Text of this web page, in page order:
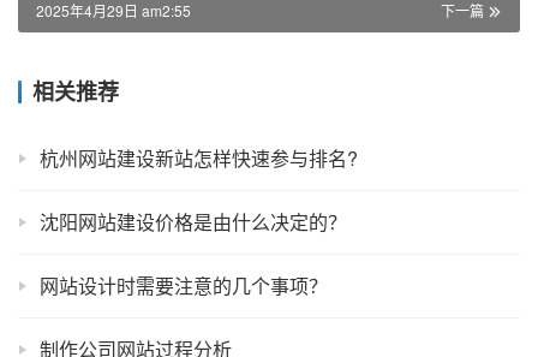
下一篇
2025年4月29日 am2:55
相关推荐
杭州网站建设新站怎样快速参与排名?
沈阳网站建设价格是由什么决定的？
网站设计时需要注意的几个事项？
制作公司网站过程分析